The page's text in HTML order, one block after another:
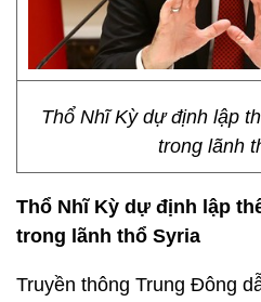
Thổ Nhĩ Kỳ dự định lập
trong lãnh
Thổ Nhĩ Kỳ dự định lập
trong lãnh thổ Syria
Truyền thông Trung Đông